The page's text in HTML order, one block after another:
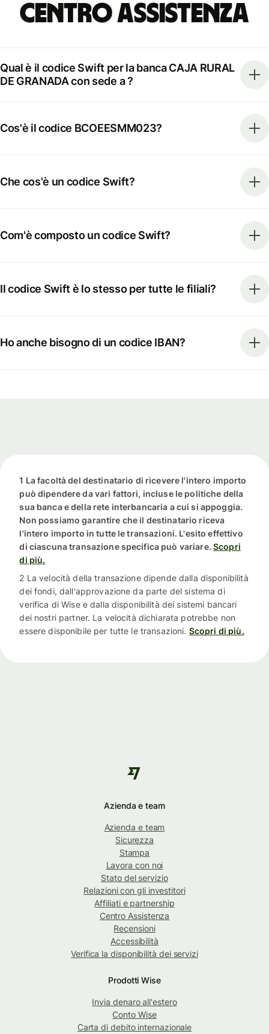
Centro Assistenza
Qual è il codice Swift per la banca CAJA RURAL
DE GRANADA con sede a ?
Cos'è il codice BCOEESMM023?
Che cos'è un codice Swift?
Com'è composto un codice Swift?
Il codice Swift è lo stesso per tutte le filiali?
Ho anche bisogno di un codice IBAN?
1 La facoltà del destinatario di ricevere l'intero importo
può dipendere da vari fattori, incluse le politiche della
sua banca e della rete interbancaria a cui si appoggia.
Non possiamo garantire che il destinatario riceva
l'intero importo in tutte le transazioni. L'esito effettivo
di ciascuna transazione specifica può variare. Scopri
di più.
2 La velocità della transazione dipende dalla disponibilità
dei fondi, dall'approvazione da parte del sistema di
verifica di Wise e dalla disponibilità dei sistemi bancari
dei nostri partner. La velocità dichiarata potrebbe non
essere disponibile per tutte le transazioni. Scopri di più.
Azienda e team
Azienda e team
Sicurezza
Stampa
Lavora con noi
Stato del servizio
Relazioni con gli investitori
Affiliati e partnership
Centro Assistenza
Recensioni
Accessibilità
Verifica la disponibilità dei servizi
Prodotti Wise
Invia denaro all'estero
Conto Wise
Carta di debito internazionale